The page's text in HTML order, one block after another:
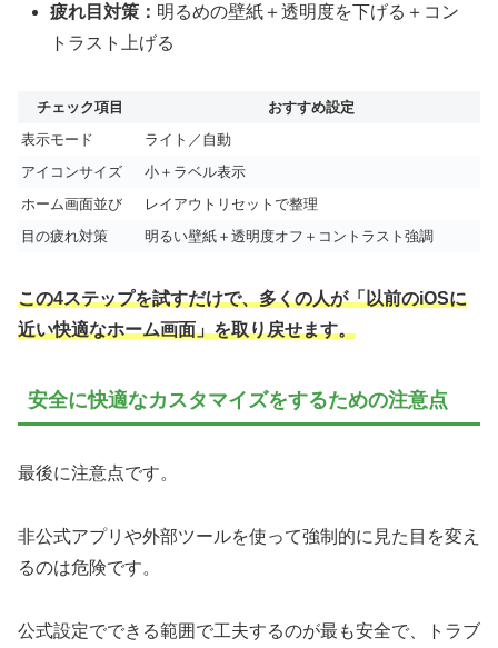
疲れ目対策： 明るめの壁紙＋透明度を下げる＋コン
トラスト上げる
チェック項目
おすすめ設定
表示モード
ライト／自動
アイコンサイズ
小＋ラベル表示
ホーム画面並び
レイアウトリセットで整理
目の疲れ対策
明るい壁紙＋透明度オフ＋コントラスト強調
この4ステップを試すだけで、多くの人が「以前のiOSに
近い快適なホーム画面」を取り戻せます。
安全に快適なカスタマイズをするための注意点
最後に注意点です。
非公式アプリや外部ツールを使って強制的に見た目を変え
るのは危険です。
公式設定でできる範囲で工夫するのが最も安全で、トラブ